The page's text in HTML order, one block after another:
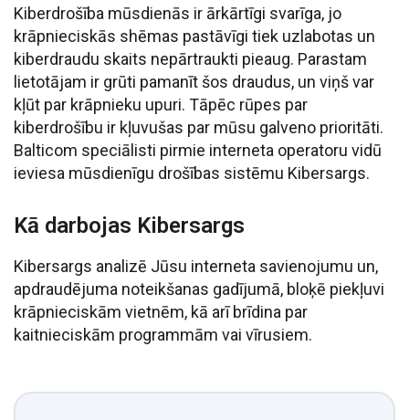
Kiberdrošība mūsdienās ir ārkārtīgi svarīga, jo
krāpnieciskās shēmas pastāvīgi tiek uzlabotas un
kiberdraudu skaits nepārtraukti pieaug. Parastam
lietotājam ir grūti pamanīt šos draudus, un viņš var
kļūt par krāpnieku upuri. Tāpēc rūpes par
kiberdrošību ir kļuvušas par mūsu galveno prioritāti.
Balticom speciālisti pirmie interneta operatoru vidū
ieviesa mūsdienīgu drošības sistēmu Kibersargs.
Kā darbojas Kibersargs
Kibersargs analizē Jūsu interneta savienojumu un,
apdraudējuma noteikšanas gadījumā, bloķē piekļuvi
krāpnieciskām vietnēm, kā arī brīdina par
kaitnieciskām programmām vai vīrusiem.